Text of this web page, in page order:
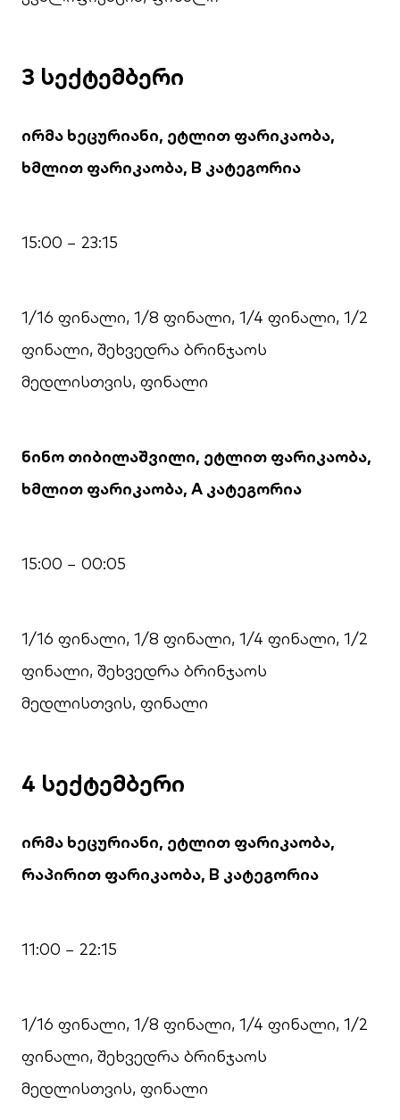
3 სექტემბერი
ირმა ხეცურიანი, ეტლით ფარიკაობა,
ხმლით ფარიკაობა, B კატეგორია
15:00 − 23:15
1/16 ფინალი, 1/8 ფინალი, 1/4 ფინალი, 1/2
ფინალი, შეხვედრა ბრინჯაოს
მედლისთვის, ფინალი
ნინო თიბილაშვილი, ეტლით ფარიკაობა,
ხმლით ფარიკაობა, A კატეგორია
15:00 − 00:05
1/16 ფინალი, 1/8 ფინალი, 1/4 ფინალი, 1/2
ფინალი, შეხვედრა ბრინჯაოს
მედლისთვის, ფინალი
4 სექტემბერი
ირმა ხეცურიანი, ეტლით ფარიკაობა,
რაპირით ფარიკაობა, B კატეგორია
11:00 − 22:15
1/16 ფინალი, 1/8 ფინალი, 1/4 ფინალი, 1/2
ფინალი, შეხვედრა ბრინჯაოს
მედლისთვის, ფინალი